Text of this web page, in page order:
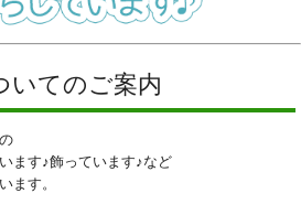
いてのご案内
ます♪飾っています♪など
ます。